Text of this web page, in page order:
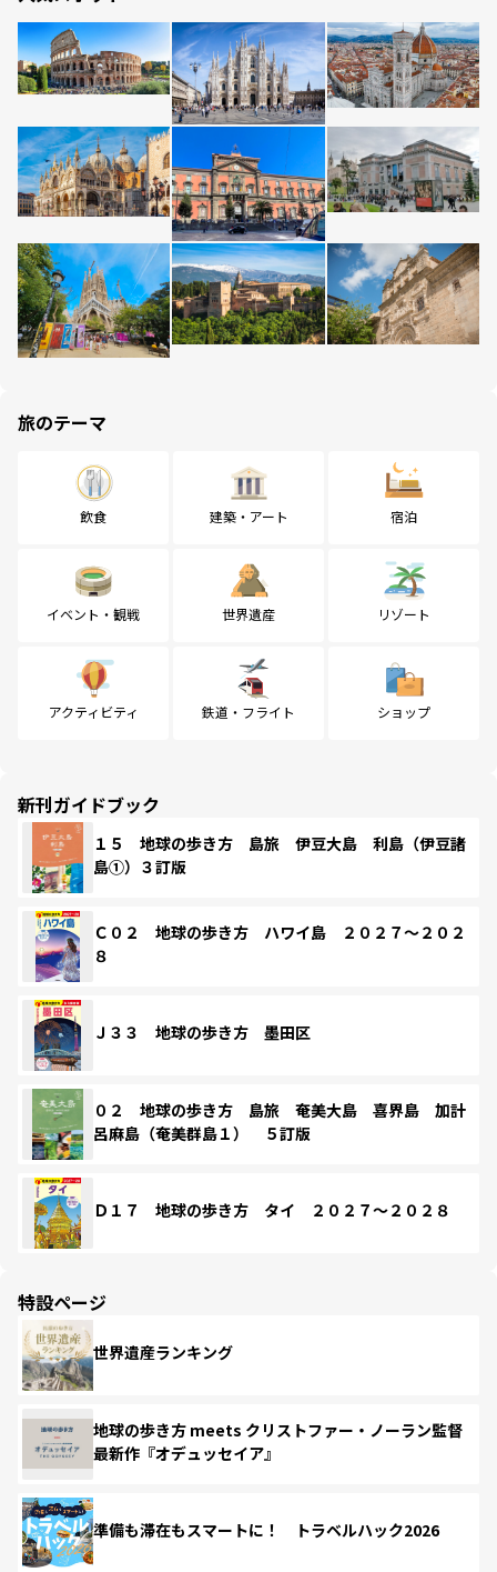
旅のテーマ
飲食 建築・アート 宿泊
イベント・観戦 世界遺産 リゾート
アクティビティ 鉄道・フライト ショップ
新刊ガイドブック
１５ 地球の歩き方 島旅 伊豆大島 利島（伊豆諸
島①）３訂版
Ｃ０２ 地球の歩き方 ハワイ島 ２０２７～２０２
８
Ｊ３３ 地球の歩き方 墨田区
０２ 地球の歩き方 島旅 奄美大島 喜界島 加計
呂麻島（奄美群島１） ５訂版
Ｄ１７ 地球の歩き方 タイ ２０２７～２０２８
特設ページ
世界遺産ランキング
地球の歩き方 meets クリストファー・ノーラン監督
最新作『オデュッセイア』
準備も滞在もスマートに！ トラベルハック2026